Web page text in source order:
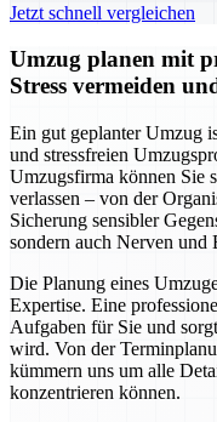
Jetzt schnell vergleichen
Umzug planen mit
Stress vermeiden
Ein gut geplanter Umzug
und stressfreien
Umzugsfirma können Sie
verlassen – von der
Sicherung sensibler
sondern auch Nerven und
Die Planung eines
Expertise. Eine
Aufgaben für Sie und
wird. Von der
kümmern uns um alle
konzentrieren können.